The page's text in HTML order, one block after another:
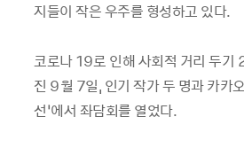
지들이 작은 우주를 형성하고 있다.
코로나 19로 인해 사회적 거리 두기
진 9월 7일, 인기 작가 두 명과 카카
선’에서 좌담회를 열었다.